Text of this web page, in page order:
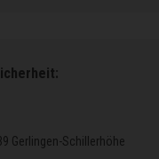
Gerlingen-Schillerhöhe